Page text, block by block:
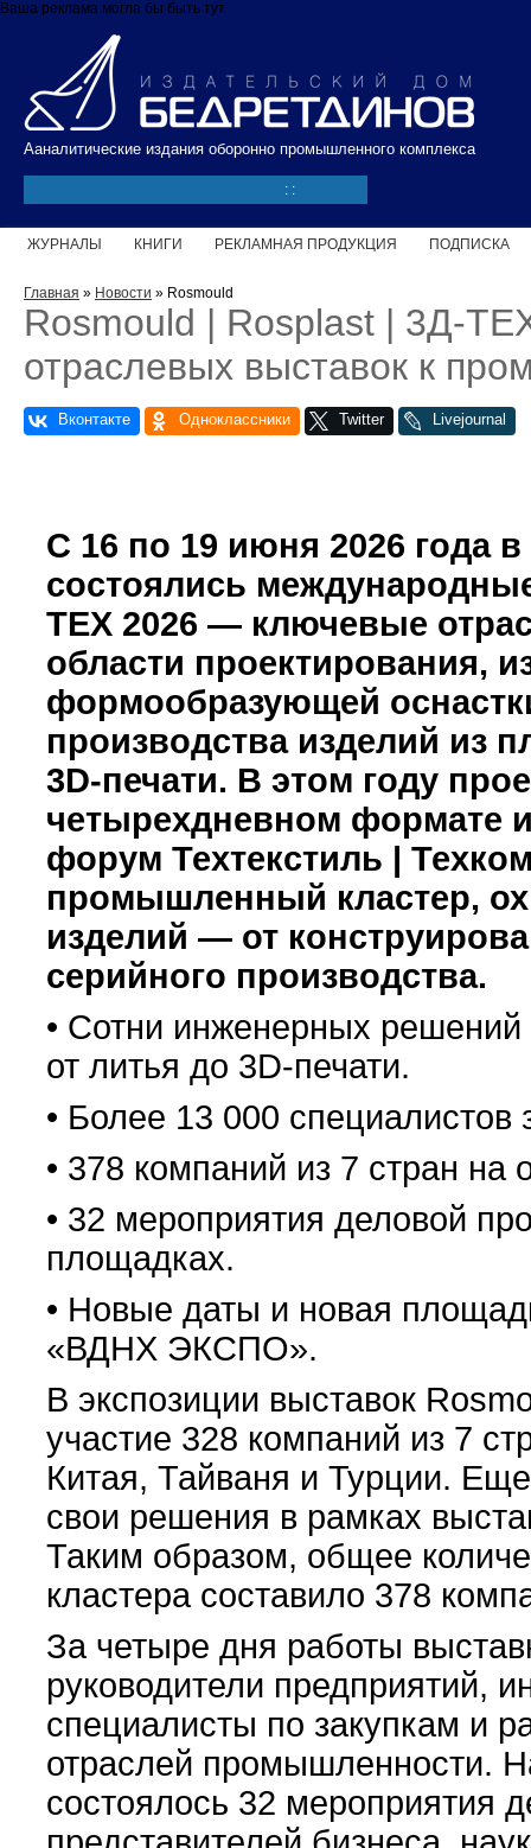
Перейти к основному содержанию
Ваша реклама могла бы быть тут
Ааналитические издания оборонно промышленного комплекса
: :
ЖУРНАЛЫ КНИГИ РЕКЛАМНАЯ ПРОДУКЦИЯ ПОДПИСКА
Вы здесь
Главная » Новости » Rosmould
Rosmould | Rosplast | 3Д-
отраслевых выставок к
С 16 по 19 июня 2026 года
состоялись
ТЕХ 2026 — ключевые
области проектирования,
формообразующей
производства изделий из
3D-печати. В этом году
четырехдневном формате
форум Техтекстиль |
промышленный кластер,
изделий — от
серийного производства.
• Сотни инженерных решений
от литья до 3D-печати.
• Более 13 000
• 378 компаний из 7 стран на
• 32 мероприятия деловой
площадках.
• Новые даты и новая
«ВДНХ ЭКСПО».
В экспозиции выставок
участие 328 компаний из 7
Китая, Тайваня и Турции.
свои решения в рамках
Таким образом, общее
кластера составило 378
За четыре дня работы
руководители предприятий,
специалисты по закупкам и
отраслей промышленности.
состоялось 32 мероприятия